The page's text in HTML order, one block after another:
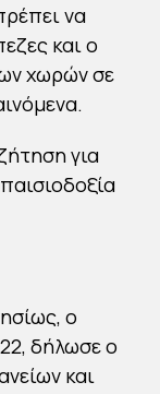
να
και ο
χωρών σε
για
ο
δήλωσε ο
και